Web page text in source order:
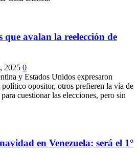
que avalan la reelección de
2025 0
y Estados Unidos expresaron
opositor, otros prefieren la vía de
cuestionar las elecciones, pero sin
en Venezuela: será el 1°